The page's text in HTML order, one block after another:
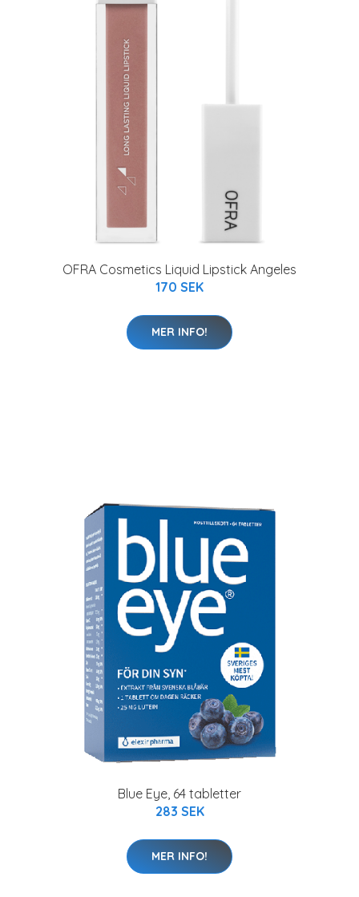
OFRA Cosmetics Liquid Lipstick Angeles
170 SEK
MER INFO!
Blue Eye, 64 tabletter
283 SEK
MER INFO!